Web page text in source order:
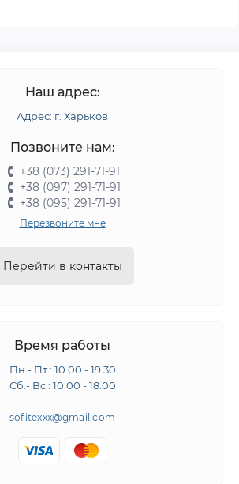
Наш адрес:
Адрес: г. Харьков
Позвоните нам:
+38 (073) 291-71-91
+38 (097) 291-71-91
+38 (095) 291-71-91
Перезвоните мне
Перейти в контакты
Время работы
Пн.- Пт.: 10.00 - 19.30
Сб.- Вс.: 10.00 - 18.00
sofitexxx@gmail.com